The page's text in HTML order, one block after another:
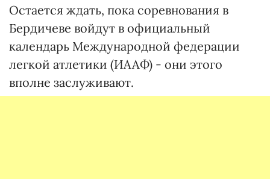
Остается ждать, пока соревнования в
Бердичеве войдут в официальный
календарь Международной федерации
легкой атлетики (ИААФ) - они этого
вполне заслуживают.